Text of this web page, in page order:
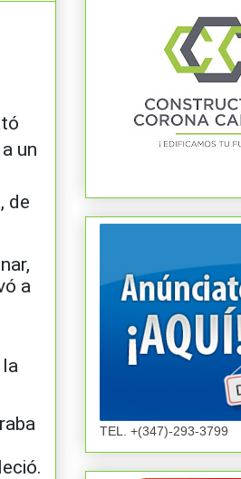
un
de
a
TEL. +(347)-293-3799